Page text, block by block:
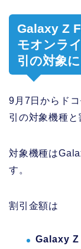
Galaxy Z
モオンラ
引の対象に
9月7日からド
引の対象機種と
対象機種は
す。
割引金額は
Galaxy Z